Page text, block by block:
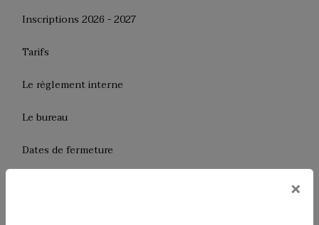
Inscriptions 2026 - 2027
Tarifs
Le règlement interne
Le bureau
Dates de fermeture
×